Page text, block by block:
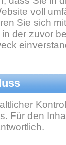
voll
Sie sich
der zuvor
Für den